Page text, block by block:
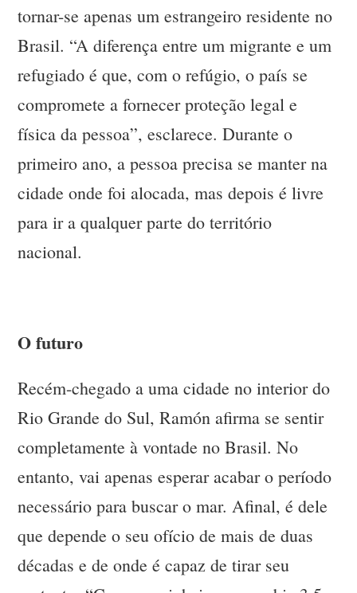
tornar-se apenas um estrangeiro residente no
Brasil. “A diferença entre um migrante e um
refugiado é que, com o refúgio, o país se
compromete a fornecer proteção legal e
física da pessoa”, esclarece. Durante o
primeiro ano, a pessoa precisa se manter na
cidade onde foi alocada, mas depois é livre
para ir a qualquer parte do território
nacional.
O futuro
Recém-chegado a uma cidade no interior do
Rio Grande do Sul, Ramón afirma se sentir
completamente à vontade no Brasil. No
entanto, vai apenas esperar acabar o período
necessário para buscar o mar. Afinal, é dele
que depende o seu ofício de mais de duas
décadas e de onde é capaz de tirar seu